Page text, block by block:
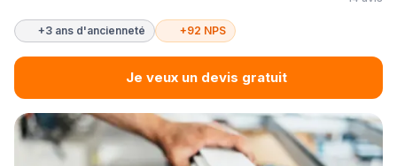
+3 ans d'ancienneté +92 NPS
Je veux un devis gratuit